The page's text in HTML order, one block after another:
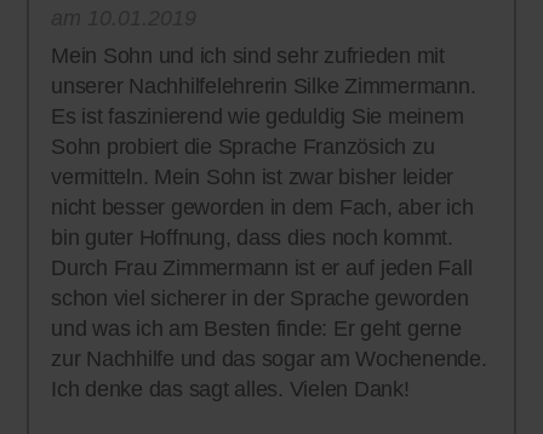
Mein Sohn und ich sind sehr zufrieden mit
unserer Nachhilfelehrerin Silke Zimmermann.
Es ist faszinierend wie geduldig Sie meinem
Sohn probiert die Sprache Französich zu
vermitteln. Mein Sohn ist zwar bisher leider
nicht besser geworden in dem Fach, aber ich
bin guter Hoffnung, dass dies noch kommt.
Durch Frau Zimmermann ist er auf jeden Fall
schon viel sicherer in der Sprache geworden
und was ich am Besten finde: Er geht gerne
zur Nachhilfe und das sogar am Wochenende.
Ich denke das sagt alles. Vielen Dank!